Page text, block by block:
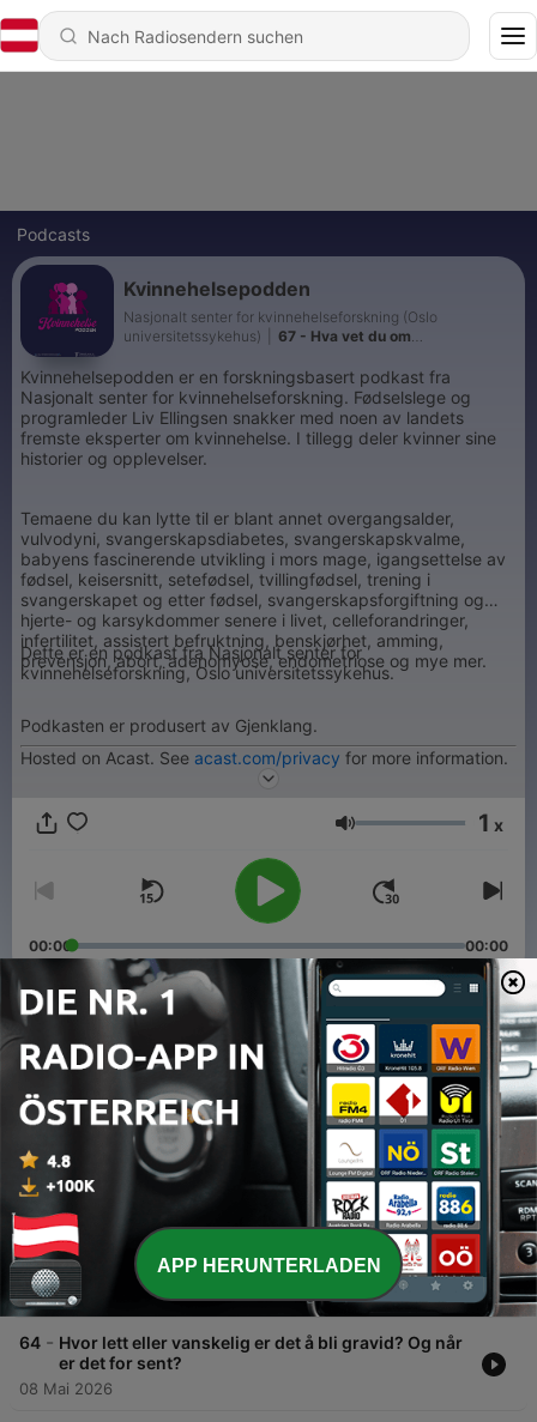
Podcasts
Kvinnehelsepodden
Nasjonalt senter for kvinnehelseforskning (Oslo
universitetssykehus)
67 - Hva vet du om
Kvinnehelsepodden er en forskningsbasert podkast fra
Nasjonalt senter for kvinnehelseforskning. Fødselslege og
programleder Liv Ellingsen snakker med noen av landets
fremste eksperter om kvinnehelse. I tillegg deler kvinner sine
historier og opplevelser.
Temaene du kan lytte til er blant annet overgangsalder,
vulvodyni, svangerskapsdiabetes, svangerskapskvalme,
babyens fascinerende utvikling i mors mage, igangsettelse av
fødsel, keisersnitt, setefødsel, tvillingfødsel, trening i
svangerskapet og etter fødsel, svangerskapsforgiftning og
hjerte- og karsykdommer senere i livet, celleforandringer,
infertilitet, assistert befruktning, benskjørhet, amming,
prevensjon, abort, adenomyose, endometriose og mye mer.
Dette er en podkast fra Nasjonalt senter for
kvinnehelseforskning, Oslo universitetssykehus.
Podkasten er produsert av Gjenklang.
Hosted on Acast. See acast.com/privacy for more information.
Lautstärke 1 x
00:00 00:00
Folgen
67 - Hva vet du om urinveisinfeksjon?
29 Mai 2026
66 - Mye vondt i hodet? Når bør du dra til legen?
22 Mai 2026
65 - Spiseforstyrrelser og graviditet, fødsel og
barseltid
15 Mai 2026
64 - Hvor lett eller vanskelig er det å bli gravid? Og når
er det for sent?
08 Mai 2026
APP HERUNTERLADEN